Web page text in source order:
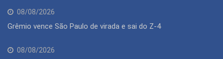
08/08/2026
Grêmio vence São Paulo de virada e sai do Z-4
08/08/2026